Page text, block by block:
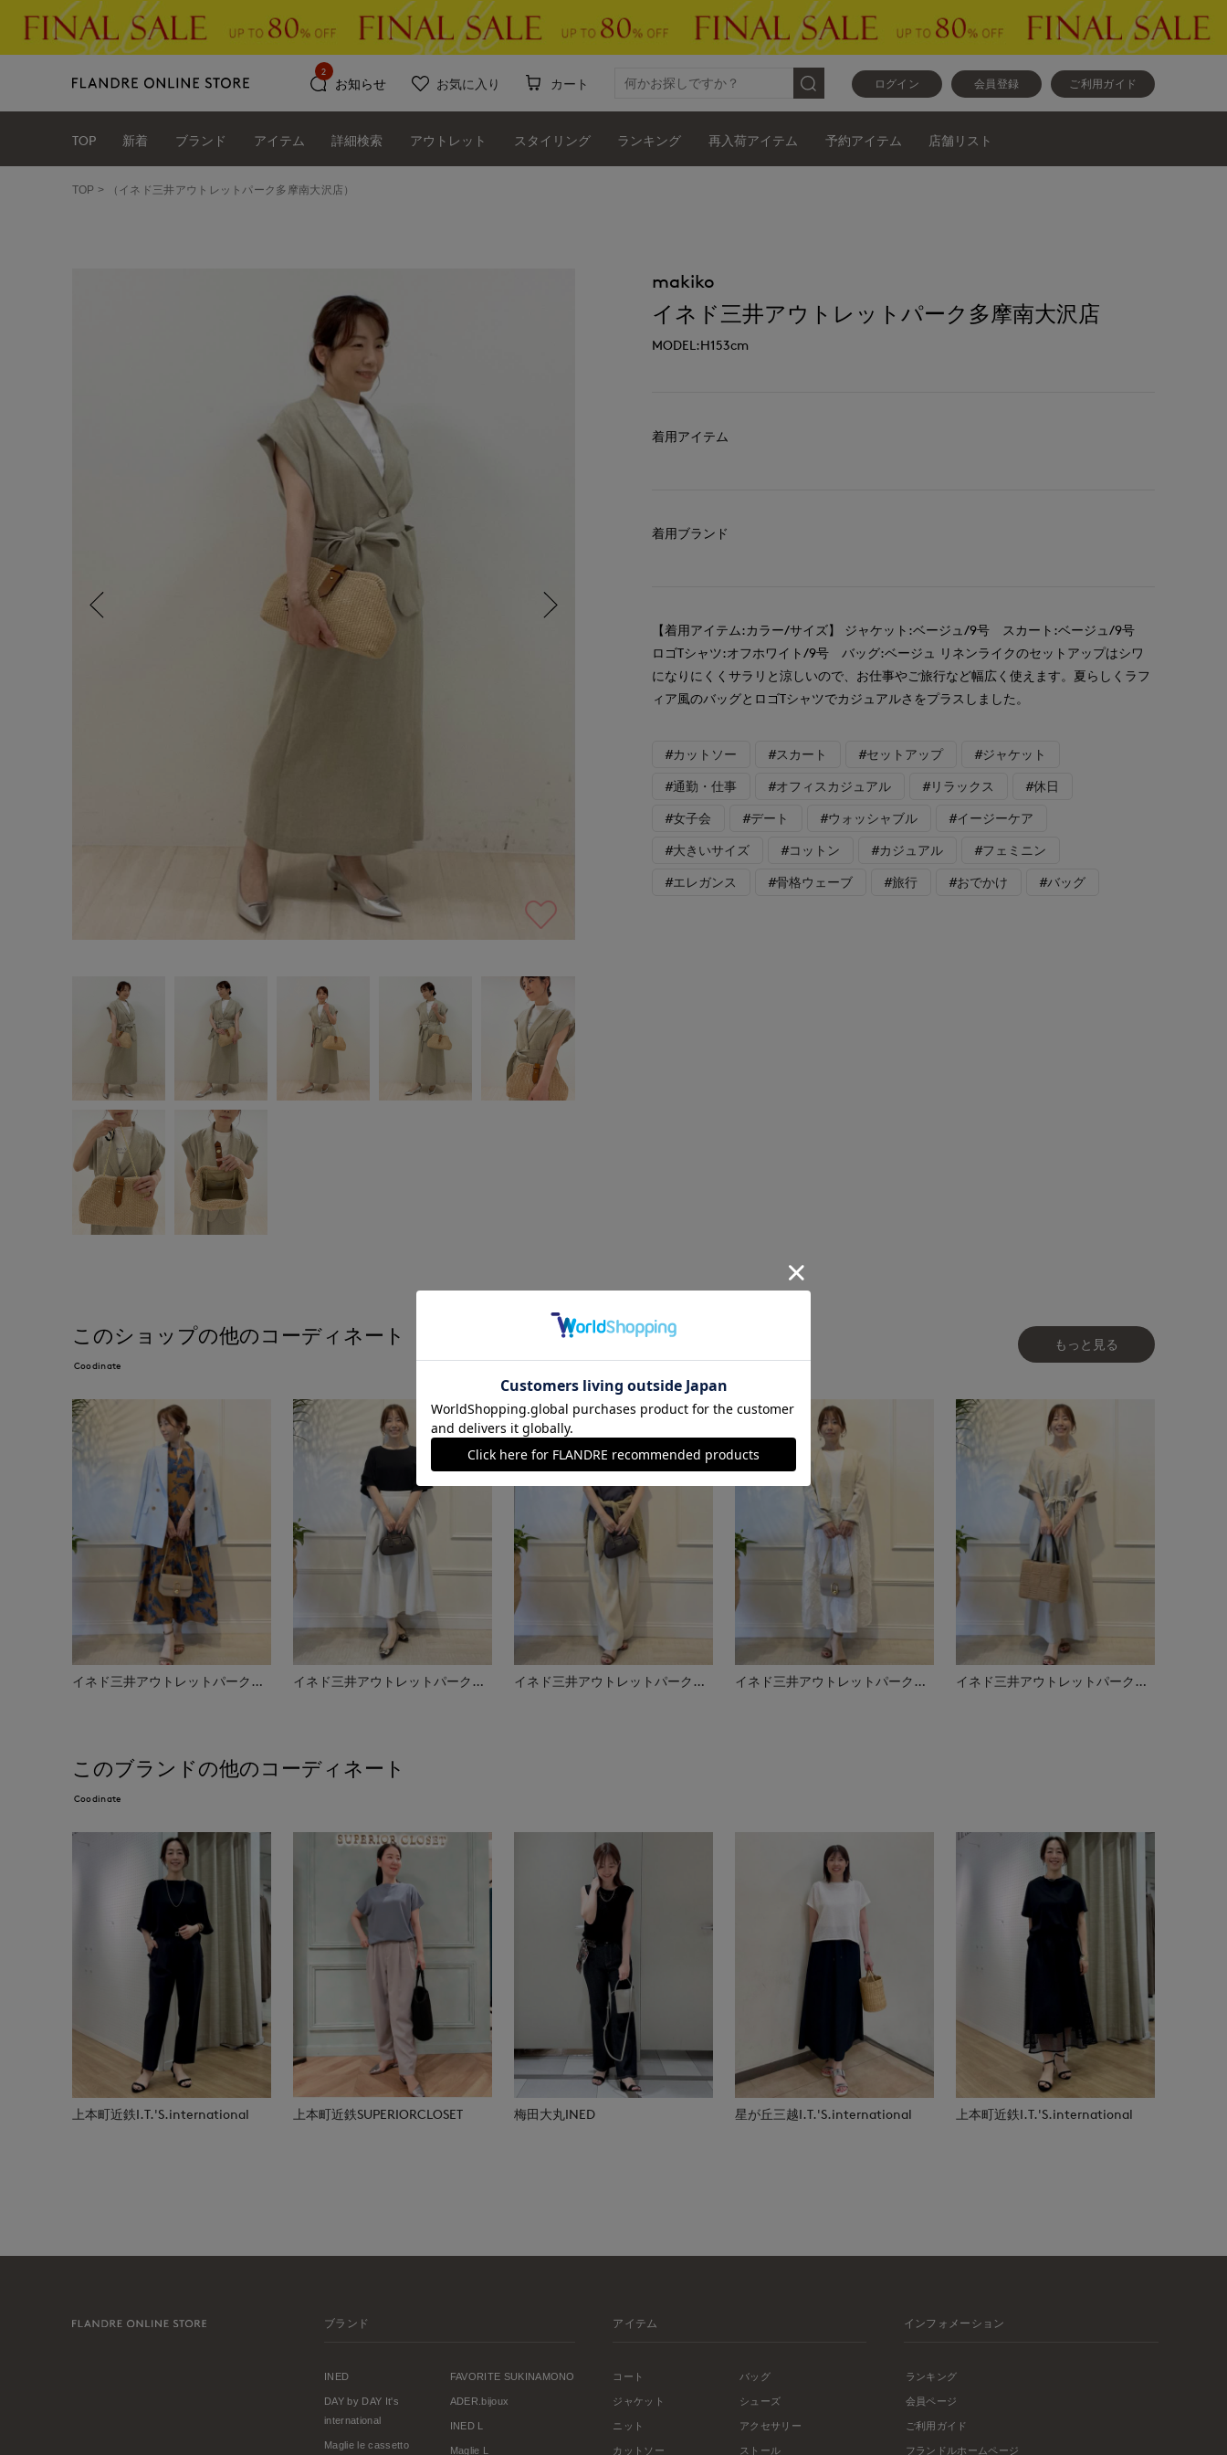
ログイン 会員登録 ご利用ガイド
お知らせ
2
お気に入り カート
TOP 新着 ブランド アイテム 詳細検索 アウトレット スタイリング ランキング 再入荷アイテム 予約アイテム 店舗リスト
TOP （イネド三井アウトレットパーク多摩南大沢店）
makiko
イネド三井アウトレットパーク多摩南大沢店
MODEL:H153cm
着用アイテム
着用ブランド
【着用アイテム:カラー/サイズ】 ジャケット:ベージュ/9号 スカート:ベージュ/9号
ロゴTシャツ:オフホワイト/9号 バッグ:ベージュ リネンライクのセットアップはシワ
になりにくくサラリと涼しいので、お仕事やご旅行など幅広く使えます。夏らしくラフ
ィア風のバッグとロゴTシャツでカジュアルさをプラスしました。
#カットソー #スカート #セットアップ #ジャケット
#通勤・仕事 #オフィスカジュアル #リラックス #休日
#女子会 #デート #ウォッシャブル #イージーケア
#大きいサイズ #コットン #カジュアル #フェミニン
#エレガンス #骨格ウェーブ #旅行 #おでかけ #バッグ
このショップの他のコーディネート
Coodinate
もっと見る
イネド三井アウトレットパーク多摩南大沢店 イネド三井アウトレットパーク多摩南大沢店 イネド三井アウトレットパーク多摩南大沢店 イネド三井アウトレットパーク多摩南大沢店 イネド三井アウトレットパーク多摩南大沢店
このブランドの他のコーディネート
Coodinate
上本町近鉄I.T.'S.international 上本町近鉄SUPERIORCLOSET 梅田大丸INED 星が丘三越I.T.'S.international 上本町近鉄I.T.'S.international
ブランド
INED
DAY by DAY It's
international
Maglie le cassetto
FAVORITE SUKINAMONO
ADER.bijoux
INED L
Maglie L
アイテム
コート
ジャケット
ニット
カットソー
バッグ
シューズ
アクセサリー
ストール
インフォメーション
ランキング
会員ページ
ご利用ガイド
フランドルホームページ